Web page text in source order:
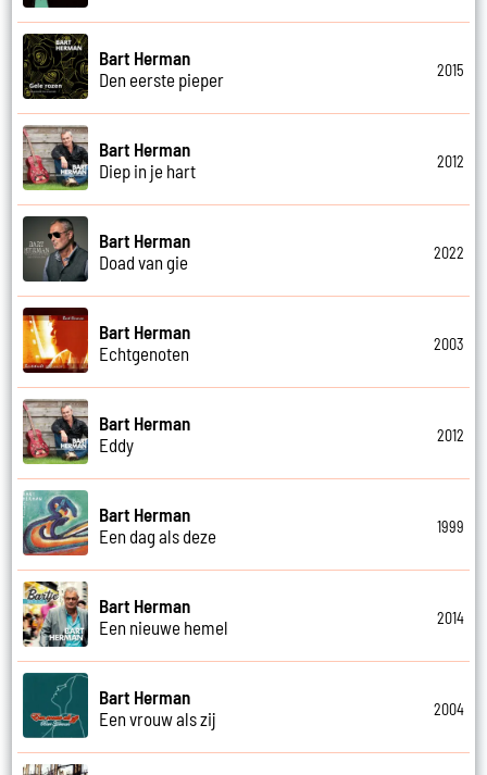
Bart Herman
Den eerste pieper
2015
Bart Herman
Diep in je hart
2012
Bart Herman
Doad van gie
2022
Bart Herman
Echtgenoten
2003
Bart Herman
Eddy
2012
Bart Herman
Een dag als deze
1999
Bart Herman
Een nieuwe hemel
2014
Bart Herman
Een vrouw als zij
2004